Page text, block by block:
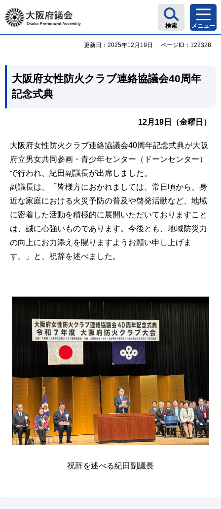
大阪府議会
検索 メニュー
更新日：2025年12月19日 ページID：122328
大阪府女性防火クラブ連絡協議会40周年
記念式典
12月19日（金曜日）
大阪府女性防火クラブ連絡協議会40周年記念式典が大阪
府立男女共同参画・青少年センター（ドーンセンター）
で行われ、紀田副議長が出席しました。
副議長は、「皆様方におかれましては、常日頃から、身
近な家庭における火災予防の普及や啓発活動など、地域
に密着した活動を積極的に展開いただいておりますこと
は、誠に心強いものであります。今後とも、地域防災力
の向上にお力添えを賜りますようお願い申し上げま
す。」と、祝辞を述べました。
祝辞を述べる紀田副議長